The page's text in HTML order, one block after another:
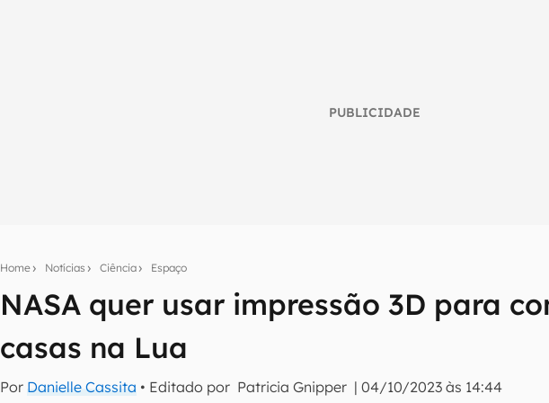
PUBLICIDADE
Home Notícias Ciência Espaço
NASA quer usar impressão 3D para
casas na Lua
Por Danielle Cassita • Editado por Patricia Gnipper |04/10/2023 às 14:44
Seu resumo inteligente do mundo tech!
Assine a newsletter do Canaltech e receba notícias e reviews sobre tecnologia
mão.
E-mail